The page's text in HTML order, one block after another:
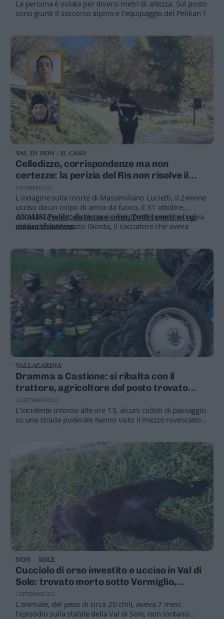
La persona è volata per diversi metri di altezza. Sul posto
sono giunti il soccorso alpino e l'equipaggio del Pelikan 1
VAL DI NON / IL CASO
Celledizzo, corrispondenze ma non
certezze: la perizia del Ris non risolve il
giallo
L'indagine sulla morte di Massimiliano Lucietti, il 24enne
ucciso da un colpo di arma da fuoco, il 31 ottobre,
durante una battuta di caccia. Troppo deteriorata l'ogiva
del fucile di Maurizio Gionta, il cacciatore che aveva
ANALISIFucile, distanza e orari. Tutti i punti su cui
manca chiarezza
di Sole
Celledizzo, il doppio dramma di una
comunità
5 DICEMBRE 2022
VALLAGARINA
Dramma a Castione: si ribalta con il
trattore, agricoltore del posto trovato
morto
L’incidente intorno alle ore 13, alcuni ciclisti di passaggio
su una strada poderale hanno visto il mezzo rovesciato
23 SETTEMBRE 2022
NON – SOLE
Cucciolo di orso investito e ucciso in Val di
Sole: trovato morto sotto Vermiglio,
l’investitore è fuggito
L’animale, del peso di circa 20 chili, aveva 7 mesi:
l’episodio sulla statale della Val di Sole, non lontano
1 SETTEMBRE 2022